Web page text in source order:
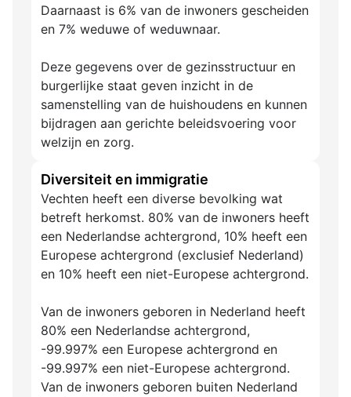
Daarnaast is 6% van de inwoners gescheiden
en 7% weduwe of weduwnaar.
Deze gegevens over de gezinsstructuur en
burgerlijke staat geven inzicht in de
samenstelling van de huishoudens en kunnen
bijdragen aan gerichte beleidsvoering voor
welzijn en zorg.
Diversiteit en immigratie
Vechten heeft een diverse bevolking wat
betreft herkomst. 80% van de inwoners heeft
een Nederlandse achtergrond, 10% heeft een
Europese achtergrond (exclusief Nederland)
en 10% heeft een niet-Europese achtergrond.
Van de inwoners geboren in Nederland heeft
80% een Nederlandse achtergrond,
-99.997% een Europese achtergrond en
-99.997% een niet-Europese achtergrond.
Van de inwoners geboren buiten Nederland